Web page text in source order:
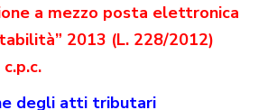
a mezzo posta elettronica
2013 (L. 228/2012)
degli atti tributari